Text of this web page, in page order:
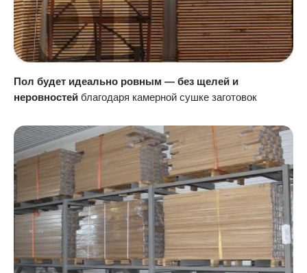
Пол будет идеально ровным — без щелей и
неровностей благодаря камерной сушке заготовок